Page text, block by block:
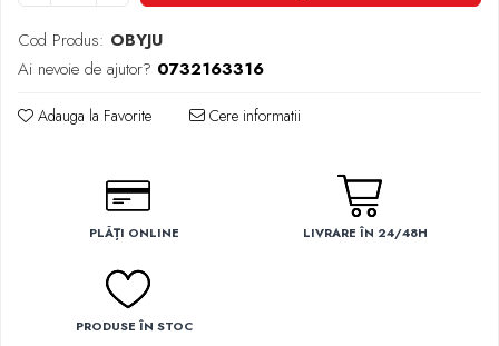
Cod Produs: OBYJU
Ai nevoie de ajutor? 0732163316
Adauga la Favorite Cere informatii
PLĂȚI ONLINE LIVRARE ÎN 24/48H
PRODUSE ÎN STOC